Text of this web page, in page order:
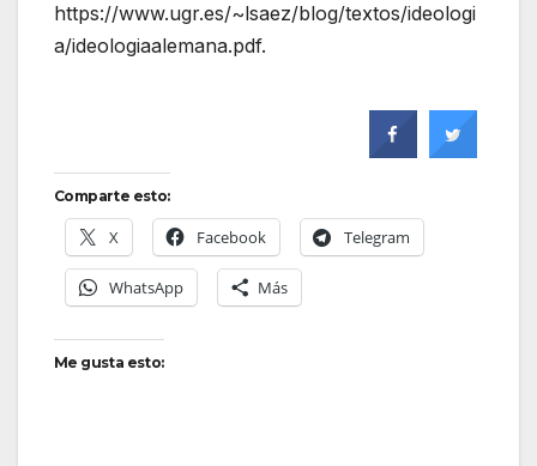
https://www.ugr.es/~lsaez/blog/textos/ideologi
a/ideologiaalemana.pdf.
Comparte esto:
X Facebook Telegram
WhatsApp Más
Me gusta esto: